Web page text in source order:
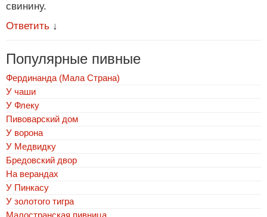
свинину.
Ответить ↓
Популярные пивные
Фердинанда (Мала Страна)
У чаши
У Флеку
Пивоварский дом
У ворона
У Медвидку
Бредовский двор
На верандах
У Пинкасу
У золотого тигра
Малостранская пивница